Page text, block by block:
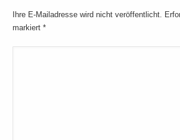
Ihre E-Mailadresse wird nicht veröffentlicht.
markiert*